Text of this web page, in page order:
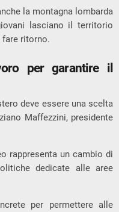
la montagna lombarda
lasciano il territorio
ritorno.
per garantire il
deve essere una scelta
Maffezzini, presidente
rappresenta un cambio di
dedicate alle aree
per permettere alle